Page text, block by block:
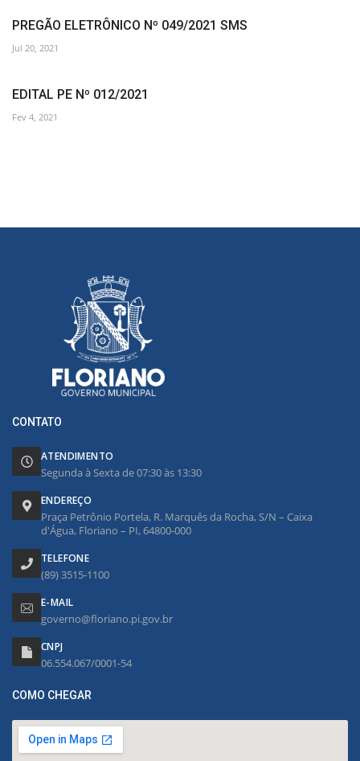
PREGÃO ELETRÔNICO Nº 049/2021 SMS
Jul 20, 2021
EDITAL PE Nº 012/2021
Fev 4, 2021
CONTATO
ATENDIMENTO
Segunda à Sexta de 07:30 às 13:30
ENDEREÇO
Praça Petrônio Portela, R. Marquês da Rocha, S/N – Caixa
d'Água, Floriano – PI, 64800-000
TELEFONE
(89) 3515-1100
E-MAIL
governo@floriano.pi.gov.br
CNPJ
06.554.067/0001-54
COMO CHEGAR